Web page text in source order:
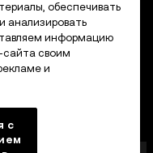
обеспечивать
анализировать
информацию
сайта своим
и
с